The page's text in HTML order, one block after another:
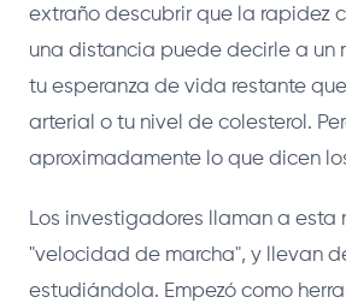
extraño descubrir que la rapidez
una distancia puede decirle a un
tu esperanza de vida restante
arterial o tu nivel de colesterol.
aproximadamente lo que dicen
Los investigadores llaman a esta
"velocidad de marcha", y llevan
estudiándola. Empezó como